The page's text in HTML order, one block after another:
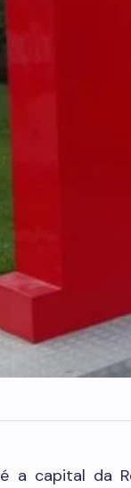
é a capital da